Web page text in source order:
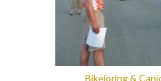
Bikejoring &